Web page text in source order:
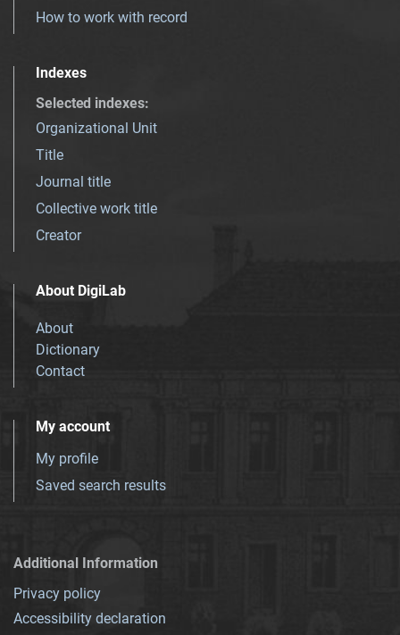
How to work with record
Indexes
Selected indexes:
Organizational Unit
Title
Journal title
Collective work title
Creator
About DigiLab
About
Dictionary
Contact
My account
My profile
Saved search results
Additional Information
Privacy policy
Accessibility declaration